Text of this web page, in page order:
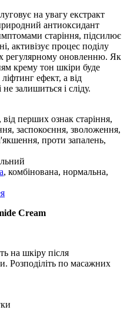
на увагу екстракт
антиоксидант
старіння, підсилює
активізує процес поділу
регулярному оновленню. Як
крему тон шкіри буде
ефект, а від
залишиться і сліду.
, від перших ознак старіння,
заспокоєння, зволоження,
проти запалень,
, комбінована, нормальна,
Cream
на шкіру після
Розподіліть по масажних